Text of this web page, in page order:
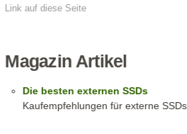
Link auf diese Seite
Magazin Artikel
Die besten externen SSDs
Kaufempfehlungen für externe SSDs